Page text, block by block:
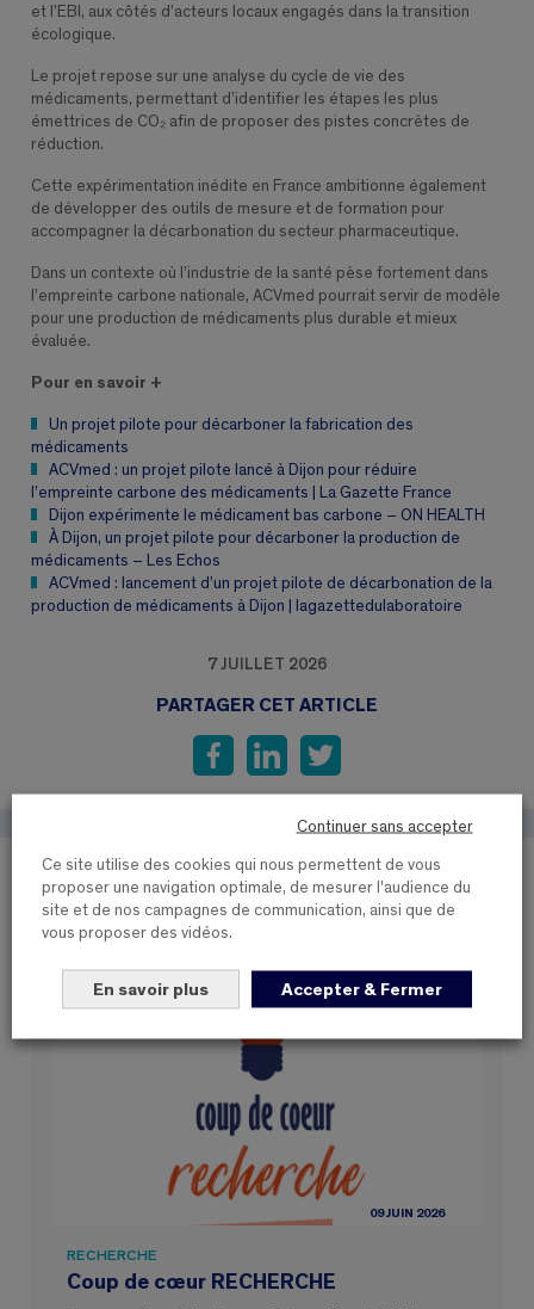
et l’EBI, aux côtés d’acteurs locaux engagés dans la transition
écologique.
Le projet repose sur une analyse du cycle de vie des
médicaments, permettant d’identifier les étapes les plus
émettrices de CO₂ afin de proposer des pistes concrètes de
réduction.
Cette expérimentation inédite en France ambitionne également
de développer des outils de mesure et de formation pour
accompagner la décarbonation du secteur pharmaceutique.
Dans un contexte où l’industrie de la santé pèse fortement dans
l’empreinte carbone nationale, ACVmed pourrait servir de modèle
pour une production de médicaments plus durable et mieux
évaluée.
Pour en savoir +
Un projet pilote pour décarboner la fabrication des
médicaments
ACVmed : un projet pilote lancé à Dijon pour réduire
l’empreinte carbone des médicaments | La Gazette France
Dijon expérimente le médicament bas carbone – ON HEALTH
À Dijon, un projet pilote pour décarboner la production de
médicaments – Les Echos
ACVmed : lancement d’un projet pilote de décarbonation de la
production de médicaments à Dijon | lagazettedulaboratoire
7 JUILLET 2026
PARTAGER CET ARTICLE
Ces articles peuvent également vous
interesser
09 JUIN 2026
RECHERCHE
Coup de cœur RECHERCHE
Continuer sans accepter
Ce site utilise des cookies qui nous permettent de vous
proposer une navigation optimale, de mesurer l'audience du
site et de nos campagnes de communication, ainsi que de
vous proposer des vidéos.
En savoir plus Accepter & Fermer